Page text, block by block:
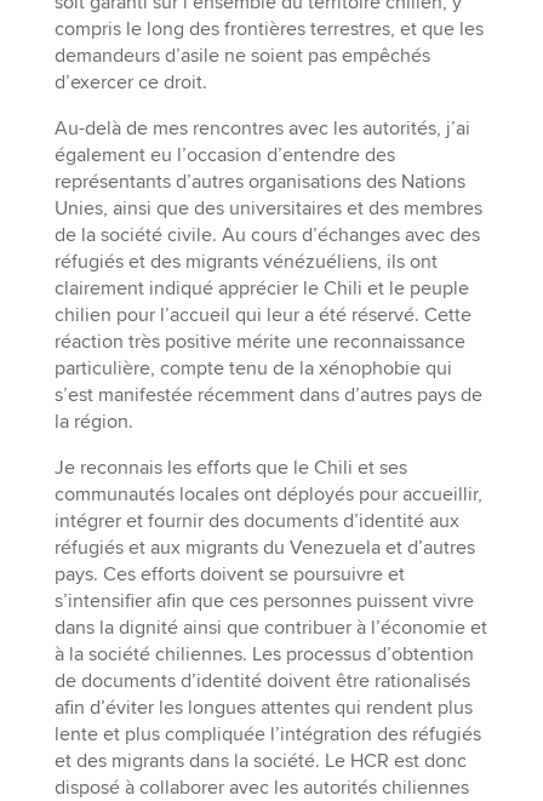
compris le long des frontières terrestres, et que les
demandeurs d’asile ne soient pas empêchés
d’exercer ce droit.
Au-delà de mes rencontres avec les autorités, j’ai
également eu l’occasion d’entendre des
représentants d’autres organisations des Nations
Unies, ainsi que des universitaires et des membres
de la société civile. Au cours d’échanges avec des
réfugiés et des migrants vénézuéliens, ils ont
clairement indiqué apprécier le Chili et le peuple
chilien pour l’accueil qui leur a été réservé. Cette
réaction très positive mérite une reconnaissance
particulière, compte tenu de la xénophobie qui
s’est manifestée récemment dans d’autres pays de
la région.
Je reconnais les efforts que le Chili et ses
communautés locales ont déployés pour accueillir,
intégrer et fournir des documents d’identité aux
réfugiés et aux migrants du Venezuela et d’autres
pays. Ces efforts doivent se poursuivre et
s’intensifier afin que ces personnes puissent vivre
dans la dignité ainsi que contribuer à l’économie et
à la société chiliennes. Les processus d’obtention
de documents d’identité doivent être rationalisés
afin d’éviter les longues attentes qui rendent plus
lente et plus compliquée l’intégration des réfugiés
et des migrants dans la société. Le HCR est donc
disposé à collaborer avec les autorités chiliennes